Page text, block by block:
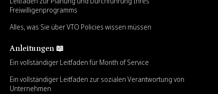
Freiwilligenprogramms
Alles, was Sie über VTO Policies wissen müssen
Anleitungen 📖
Ein vollständiger Leitfaden für Month of Service
Ein vollständiger Leitfaden zur sozialen Verantwortung von
Unternehmen